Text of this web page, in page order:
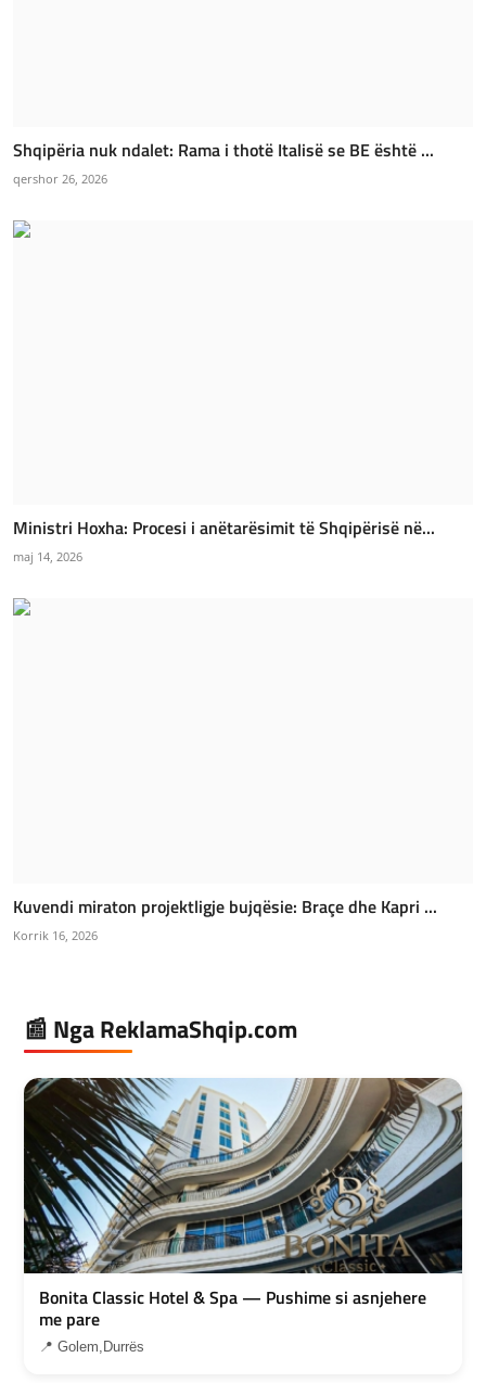
Shqipëria nuk ndalet: Rama i thotë Italisë se BE është ...
qershor 26, 2026
Ministri Hoxha: Procesi i anëtarësimit të Shqipërisë në...
maj 14, 2026
Kuvendi miraton projektligje bujqësie: Braçe dhe Kapri ...
Korrik 16, 2026
📰 Nga ReklamaShqip.com
Bonita Classic Hotel & Spa — Pushime si asnjehere
me pare
📍 Golem,Durrës